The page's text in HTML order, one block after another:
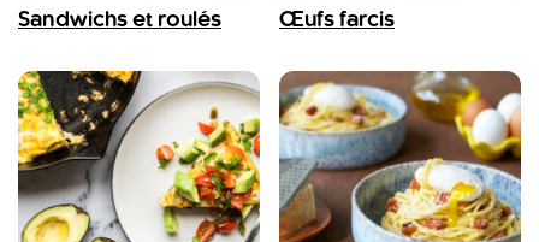
Sandwichs et roulés Œufs farcis